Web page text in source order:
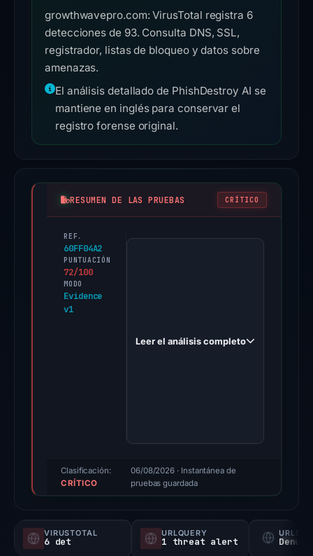
growthwavepro.com: VirusTotal registra 6
detecciones de 93. Consulta DNS, SSL,
registrador, listas de bloqueo y datos sobre
amenazas.
El análisis detallado de PhishDestroy AI se
mantiene en inglés para conservar el
registro forense original.
RESUMEN DE LAS PRUEBAS CRÍTICO
REF.
60FF04A2
PUNTUACIÓN
72/100
MODO
Evidence
v1
PhishDestroy
14,
score,
not
Threat
Leer el análisis completo
Clasificación:
CRÍTICO
06/08/2026 · Instantánea de
pruebas guardada
VIRUSTOTAL
6 det
URLQUERY
1 threat alert